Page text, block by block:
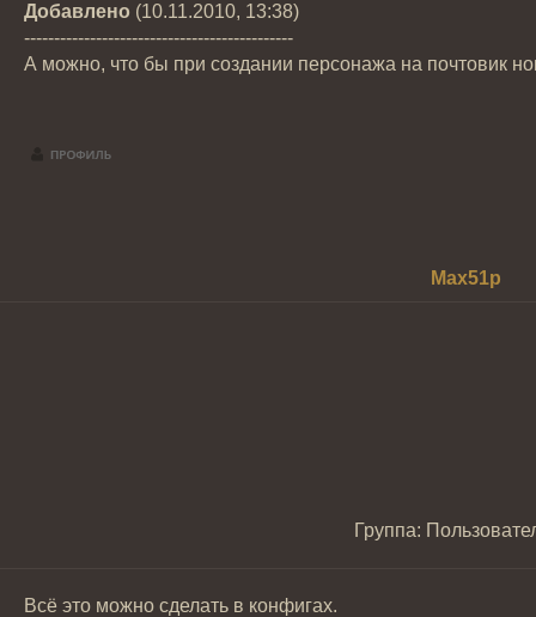
Добавлено (10.11.2010, 13:38)
---------------------------------------------
А можно, что бы при создании персонажа на почтовик
Max51p
Группа:
Всё это можно сделать в конфигах.